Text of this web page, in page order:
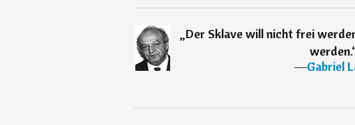
„Der Sklave will nicht frei
werden.
―Gabriel